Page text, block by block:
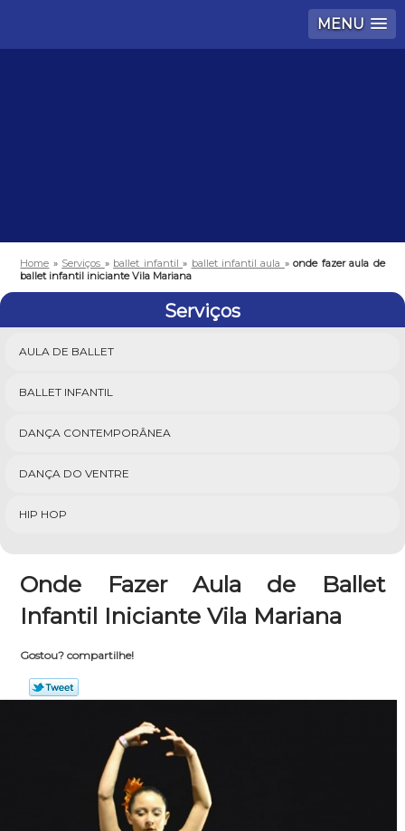
MENU
Home » Serviços » ballet infantil» ballet infantil aula »onde fazer aula de
ballet infantil iniciante Vila Mariana
Serviços
AULA DE BALLET
BALLET INFANTIL
DANÇA CONTEMPORÂNEA
DANÇA DO VENTRE
HIP HOP
Onde Fazer Aula de Ballet
Infantil Iniciante Vila Mariana
Gostou? compartilhe!